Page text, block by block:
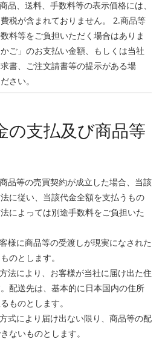
品、送料、手数料等の表示価格には、
税が含まれておりません。 2.商品等
料等をご負担いただく場合はありま
ご」のお支払い金額、もしくは当社
書、ご注文請書等の提示がある場
さい。
の支払及び商品等
品等の売買契約が成立した場合、当該
に従い、当該代金全額を支払うもの
によっては別途手数料をご負担いた
様に商品等の受渡しが現実になされた
のとします。
法により、お客様が当社に届け出た住
配送先は、基本的に日本国内の住所
ものとします。
式により届け出ない限り、商品等の配
ないものとします。